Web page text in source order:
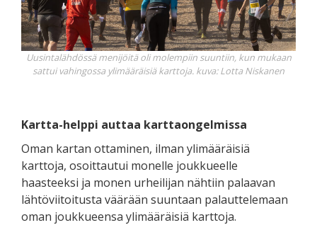
Uusintalähdössä menijöitä oli molempiin suuntiin, kun mukaan
sattui vahingossa ylimääräisiä karttoja. kuva: Lotta Niskanen
Kartta-helppi auttaa karttaongelmissa
Oman kartan ottaminen, ilman ylimääräisiä
karttoja, osoittautui monelle joukkueelle
haasteeksi ja monen urheilijan nähtiin palaavan
lähtöviitoitusta väärään suuntaan palauttelemaan
oman joukkueensa ylimääräisiä karttoja.